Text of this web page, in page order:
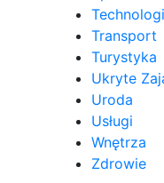
Transport
Turystyka
Ukryte
Uroda
Usługi
Wnętrza
Zdrowie